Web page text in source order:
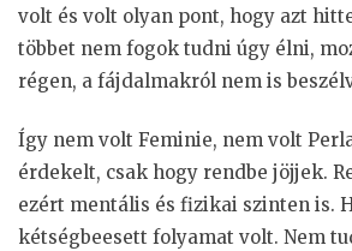
volt és volt olyan pont, hogy azt
többet nem fogok tudni úgy élni,
régen, a fájdalmakról nem is
Így nem volt Feminie, nem volt
érdekelt, csak hogy rendbe jöjjek.
ezért mentális és fizikai szinten is.
kétségbeesett folyamat volt. Nem